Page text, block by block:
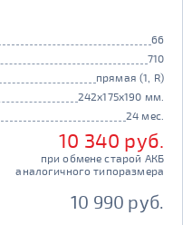
66
710
прямая (1, R)
242x175x190 мм.
24 мес.
10 340 руб.
при обмене старой АКБ
аналогичного типоразмера
10 990 руб.